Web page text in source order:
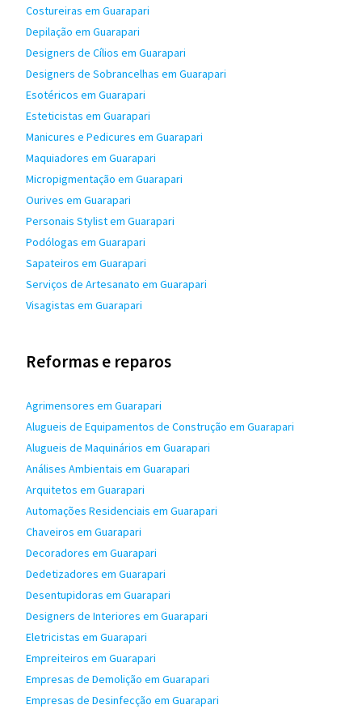
Costureiras em Guarapari
Depilação em Guarapari
Designers de Cílios em Guarapari
Designers de Sobrancelhas em Guarapari
Esotéricos em Guarapari
Esteticistas em Guarapari
Manicures e Pedicures em Guarapari
Maquiadores em Guarapari
Micropigmentação em Guarapari
Ourives em Guarapari
Personais Stylist em Guarapari
Podólogas em Guarapari
Sapateiros em Guarapari
Serviços de Artesanato em Guarapari
Visagistas em Guarapari
Reformas e reparos
Agrimensores em Guarapari
Alugueis de Equipamentos de Construção em Guarapari
Alugueis de Maquinários em Guarapari
Análises Ambientais em Guarapari
Arquitetos em Guarapari
Automações Residenciais em Guarapari
Chaveiros em Guarapari
Decoradores em Guarapari
Dedetizadores em Guarapari
Desentupidoras em Guarapari
Designers de Interiores em Guarapari
Eletricistas em Guarapari
Empreiteiros em Guarapari
Empresas de Demolição em Guarapari
Empresas de Desinfecção em Guarapari